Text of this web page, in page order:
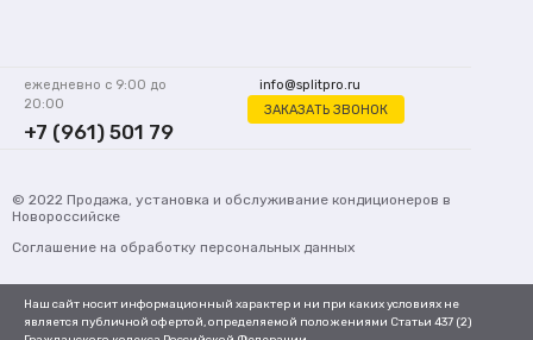
info@splitpro.ru
ЗАКАЗАТЬ ЗВОНОК
ежедневно с 9:00 до
20:00
+7 (961) 501 79
© 2022 Продажа, установка и обслуживание кондиционеров в
Новороссийске
Соглашение на обработку персональных данных
Наш сайт носит информационный характер и ни при каких условиях не
является публичной офертой, определяемой положениями Статьи 437 (2)